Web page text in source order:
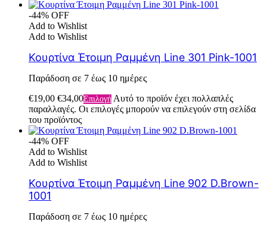
-44% OFF
Add to Wishlist
Add to Wishlist
Κουρτίνα Έτοιμη Ραμμένη Line 301 Pink-1001
Παράδοση σε 7 έως 10 ημέρες
€19,00 €34,00Επιλογή Αυτό το προϊόν έχει πολλαπλές
παραλλαγές. Οι επιλογές μπορούν να επιλεγούν στη σελίδα
του προϊόντος
-44% OFF
Add to Wishlist
Add to Wishlist
Κουρτίνα Έτοιμη Ραμμένη Line 902 D.Brown-
1001
Παράδοση σε 7 έως 10 ημέρες